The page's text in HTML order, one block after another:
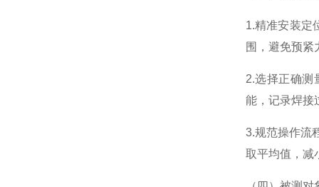
1.精准安装定
围，避免预紧
2.选择正确测
能，记录焊接
3.规范操作流
取平均值，减